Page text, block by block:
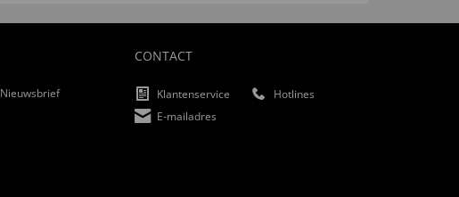
Nieuwsbrief
CONTACT
Klantenservice
Hotlines
E-mailadres